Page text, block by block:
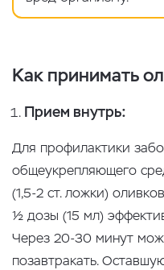
Как принимать
Прием внутрь:
Для профилактики
общеукрепляющего
(1,5-2 ст. ложки)
½ дозы (15 мл)
Через 20-30 минут
позавтракать.